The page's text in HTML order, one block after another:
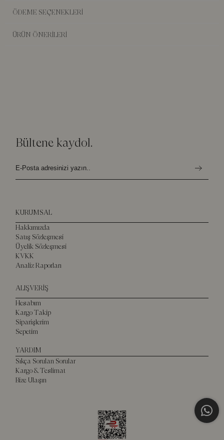
Neden Bizim Şekersiz, %100 Fındık Ezmemiz?
bulunur, hiçbir katkı maddesi içermez.
sağlıklı atıştırmalıklar hazırlayabilir veya tariflerinize eşsiz bir tat
ÖDEME SEÇENEKLERI
ÜRÜN ÖNERILERI
Bültene kaydol.
KURUMSAL
Hakkımızda
Satış Sözleşmesi
Üyelik Sözleşmesi
KVKK
Analiz Raporları
ALIŞVERİŞ
Hesabım
Kargo Takip
Siparişlerim
Sepetim
YARDIM
Sıkça Sorulan Sorular
Kargo & Teslimat
Bize Ulaşın